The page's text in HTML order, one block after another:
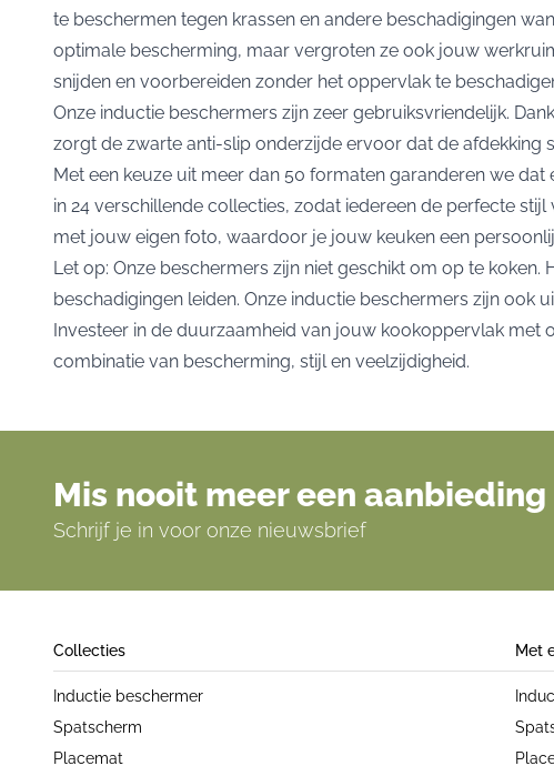
te beschermen tegen krassen en andere beschadigingen
optimale bescherming, maar vergroten ze ook jouw
snijden en voorbereiden zonder het oppervlak te
Onze inductie beschermers zijn zeer gebruiksvriendelijk.
zorgt de zwarte anti-slip onderzijde ervoor dat de afdekking
Met een keuze uit meer dan 50 formaten garanderen we
in 24 verschillende collecties, zodat iedereen de perfecte
met jouw eigen foto, waardoor je jouw keuken een
Let op: Onze beschermers zijn niet geschikt om op te
beschadigingen leiden. Onze inductie beschermers zijn ook
Investeer in de duurzaamheid van jouw kookoppervlak met
combinatie van bescherming, stijl en veelzijdigheid.
Mis nooit meer een aanbieding
Schrijf je in voor onze nieuwsbrief
Collecties
Inductie beschermer
Spatscherm
Placemat
Met